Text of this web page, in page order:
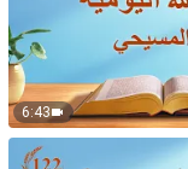
6:43